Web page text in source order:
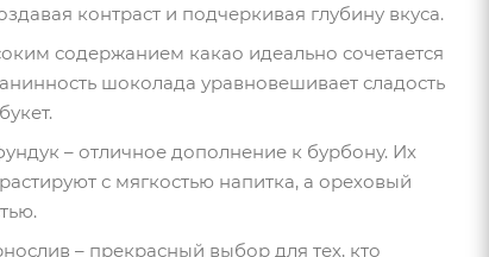
контраст и подчеркивая глубину вкуса.
содержанием какао идеально сочетается
шоколада уравновешивает сладость
– отличное дополнение к бурбону. Их
с мягкостью напитка, а ореховый
– прекрасный выбор для тех, кто